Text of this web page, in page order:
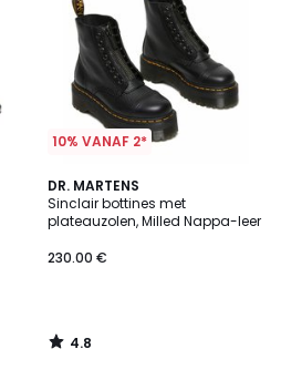
10% VANAF 2*
DR. MARTENS
Sinclair bottines met
plateauzolen, Milled Nappa-leer
230.00 €
4.8
/ 5
4.8
/